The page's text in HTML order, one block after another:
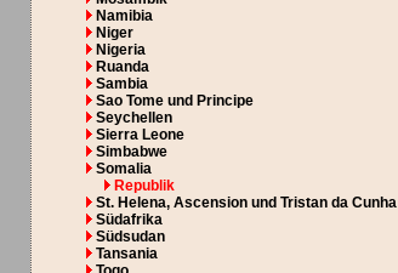
Namibia
Niger
Nigeria
Ruanda
Sambia
Sao Tome und Principe
Seychellen
Sierra Leone
Simbabwe
Somalia
Republik
St. Helena, Ascension und Tristan da Cunha
Südafrika
Südsudan
Tansania